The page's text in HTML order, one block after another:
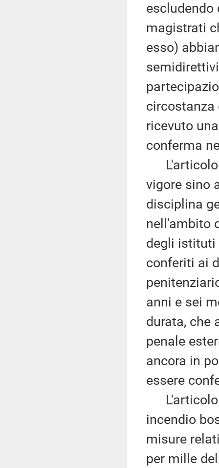
magistrati
esso)
circostanza
ricevuto
conferma
L'articolo
vigore sino
disciplina
nell'ambito
degli istituti
conferiti ai
anni e sei
durata, che
penale
ancora in
essere
L'articolo
incendio
misure
per mille